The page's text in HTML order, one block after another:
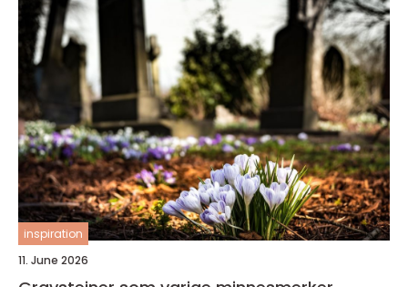
inspiration
11. June 2026